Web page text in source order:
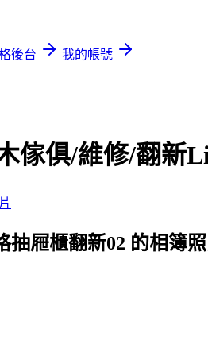
後台
我的帳號
傢俱/維修/翻新
抽屜櫃翻新02 的相簿